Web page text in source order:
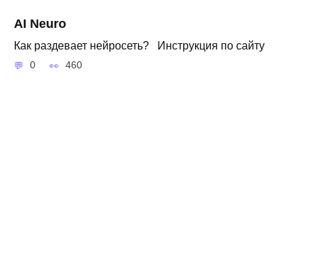
AI Neuro
Как раздевает нейросеть? Инструкция по сайту
0 460